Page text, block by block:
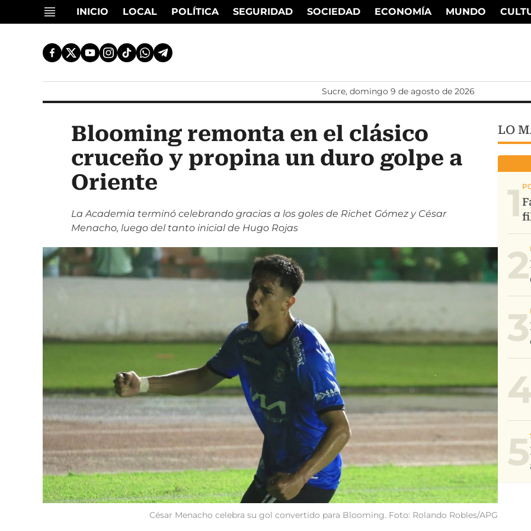
INICIO LOCAL POLÍTICA SEGURIDAD SOCIEDAD ECONOMÍA MUNDO
Sucre, domingo 9 de agosto de 2026
Blooming remonta en el clásico
cruceño y propina un duro golpe a
Oriente
La Academia terminó celebrando gracias a los goles de Richet Gómez y César
Menacho, luego del tanto inicial de Hugo Rojas
César Menacho celebra su gol convertido para Blooming. Foto: Rolando Robles/APG
LO
1
2
3
5